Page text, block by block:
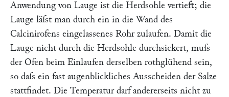
Anwendung von Lauge ist die Herdsohle vertieft; die
Lauge läſst man durch ein in die Wand des
Calcinirofens eingelassenes Rohr zulaufen. Damit die
Lauge nicht durch die Herdsohle durchsickert, muſs
der Ofen beim Einlaufen derselben rothglühend sein,
so daſs ein fast augenblickliches Ausscheiden der Salze
stattfindet. Die Temperatur darf andererseits nicht zu